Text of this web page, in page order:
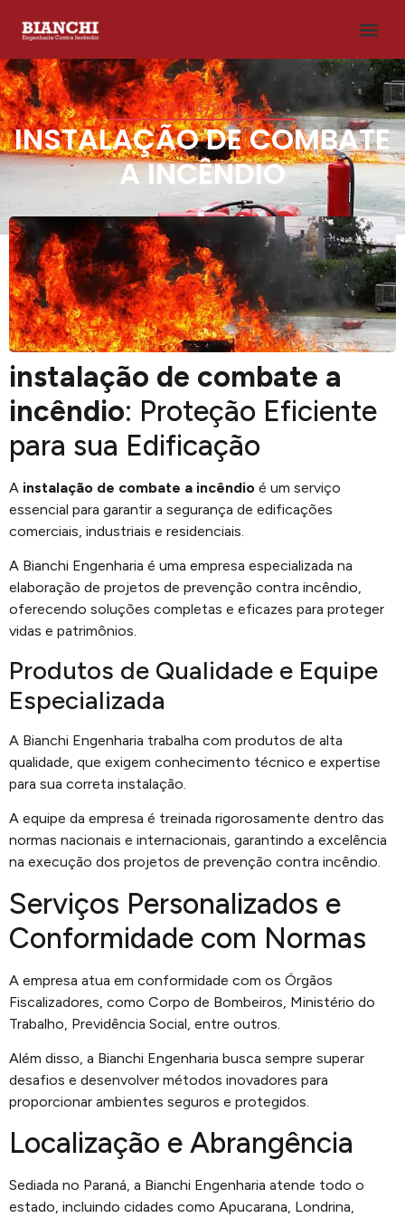
07/04/2026
INSTALAÇÃO DE COMBATE
A INCÊNDIO
instalação de combate a
incêndio: Proteção Eficiente
para sua Edificação
A instalação de combate a incêndio é um serviço
essencial para garantir a segurança de edificações
comerciais, industriais e residenciais.
A Bianchi Engenharia é uma empresa especializada na
elaboração de projetos de prevenção contra incêndio,
oferecendo soluções completas e eficazes para proteger
vidas e patrimônios.
Produtos de Qualidade e Equipe
Especializada
A Bianchi Engenharia trabalha com produtos de alta
qualidade, que exigem conhecimento técnico e expertise
para sua correta instalação.
A equipe da empresa é treinada rigorosamente dentro das
normas nacionais e internacionais, garantindo a excelência
na execução dos projetos de prevenção contra incêndio.
Serviços Personalizados e
Conformidade com Normas
A empresa atua em conformidade com os Órgãos
Fiscalizadores, como Corpo de Bombeiros, Ministério do
Trabalho, Previdência Social, entre outros.
Além disso, a Bianchi Engenharia busca sempre superar
desafios e desenvolver métodos inovadores para
proporcionar ambientes seguros e protegidos.
Localização e Abrangência
Sediada no Paraná, a Bianchi Engenharia atende todo o
estado, incluindo cidades como Apucarana, Londrina,